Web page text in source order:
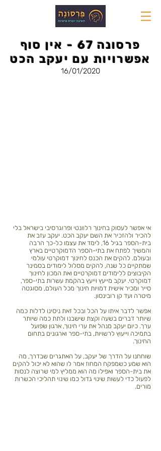
פרסונה 67 - אין סוף
אפשרויות עם יעקב הכט
16/01/2020
אי אפשר לעסוק בחינוך רלוונטי ופרוגרסיבי בישראל בלי
להכיר ולהזכיר את השם יעקב הכט. יעקב עזב את
בית-הספר בגיל 16, לימד את עצמו כל-כך הרבה
והמשיך לפתח את בתי-הספר הדמוקרטיים בארץ
ובעולם. להקים את הכנס לחינוך דמוקרטי עולמי
שמתקיים כל שנה, להקים מסלול לימודים בסמינר
הקיבוצים ללימודים דמוקרטיים ואת המכון לחינוך
דמוקרטי. יעקב מייעץ וייעץ בהקמת עשרות בתי-ספר,
סייר ומכיר אישית דמויות חינוך מכל העולם, מסוגטה
מיטרה ועד קן רובינסון.
אפשר לדבר איתו על הכל ובכל זאת ניסינו לדלות כמה
שיותר דברים בשעה וקצת שישבנו ולתת כמה שיותר
ערך. כיום יעקב מנהל את ערי חינוך, ארגון שפועל
בתמיכה וייעוץ לרשויות, בתי-ספר וארגונים בתחום
החינוך.
שוחחנו על הדרך של יעקב, על האתגרים שבדרך, מה
הוא שמע כשמפקח המחוז אמר לו שהוא לא יכול להקים
את בית-הספר ואפילו מה הוא ממליץ למי שרוצה לנסות
לפעול כדי לעשות שינוי גדול כמו שינוי תהליכי הכשרות
מורים.